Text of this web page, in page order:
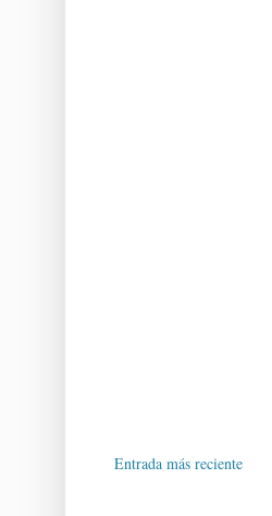
Entrada más reciente